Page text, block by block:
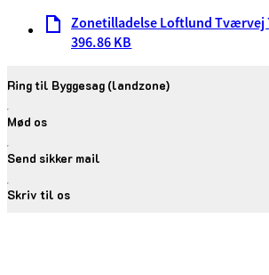
Zonetilladelse Loftlund Tværvej
396.86 KB
Ring til Byggesag (landzone)
Mød os
Send sikker mail
Skriv til os